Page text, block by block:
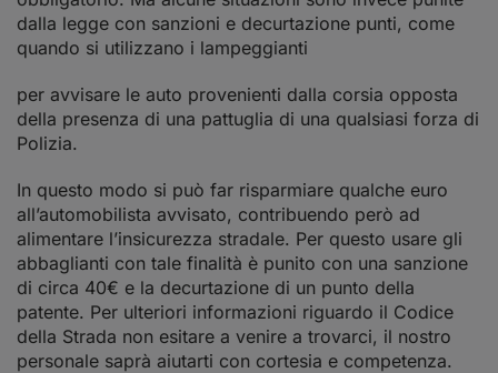
dalla legge con sanzioni e decurtazione punti, come
quando si utilizzano i lampeggianti
per avvisare le auto provenienti dalla corsia opposta
della presenza di una pattuglia di una qualsiasi forza di
Polizia.
In questo modo si può far risparmiare qualche euro
all’automobilista avvisato, contribuendo però ad
alimentare l’insicurezza stradale. Per questo usare gli
abbaglianti con tale finalità è punito con una sanzione
di circa 40€ e la decurtazione di un punto della
patente. Per ulteriori informazioni riguardo il Codice
della Strada non esitare a venire a trovarci, il nostro
personale saprà aiutarti con cortesia e competenza.